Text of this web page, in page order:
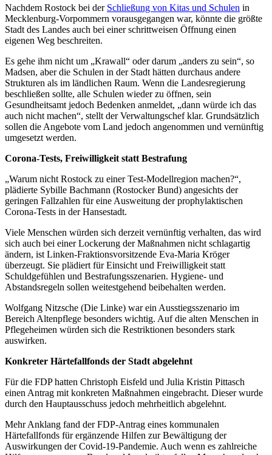
Nachdem Rostock bei der Schließung von Kitas und Schulen in
Mecklenburg-Vorpommern vorausgegangen war, könnte die größte
Stadt des Landes auch bei einer schrittweisen Öffnung einen
eigenen Weg beschreiten.
Es gehe ihm nicht um „Krawall“ oder darum „anders zu sein“, so
Madsen, aber die Schulen in der Stadt hätten durchaus andere
Strukturen als im ländlichen Raum. Wenn die Landesregierung
beschließen sollte, alle Schulen wieder zu öffnen, sein
Gesundheitsamt jedoch Bedenken anmeldet, „dann würde ich das
auch nicht machen“, stellt der Verwaltungschef klar. Grundsätzlich
sollen die Angebote vom Land jedoch angenommen und vernünftig
umgesetzt werden.
Corona-Tests, Freiwilligkeit statt Bestrafung
„Warum nicht Rostock zu einer Test-Modellregion machen?“,
plädierte Sybille Bachmann (Rostocker Bund) angesichts der
geringen Fallzahlen für eine Ausweitung der prophylaktischen
Corona-Tests in der Hansestadt.
Viele Menschen würden sich derzeit vernünftig verhalten, das wird
sich auch bei einer Lockerung der Maßnahmen nicht schlagartig
ändern, ist Linken-Fraktionsvorsitzende Eva-Maria Kröger
überzeugt. Sie plädiert für Einsicht und Freiwilligkeit statt
Schuldgefühlen und Bestrafungsszenarien. Hygiene- und
Abstandsregeln sollen weitestgehend beibehalten werden.
Wolfgang Nitzsche (Die Linke) war ein Ausstiegsszenario im
Bereich Altenpflege besonders wichtig. Auf die alten Menschen in
Pflegeheimen würden sich die Restriktionen besonders stark
auswirken.
Konkreter Härtefallfonds der Stadt abgelehnt
Für die FDP hatten Christoph Eisfeld und Julia Kristin Pittasch
einen Antrag mit konkreten Maßnahmen eingebracht. Dieser wurde
durch den Hauptausschuss jedoch mehrheitlich abgelehnt.
Mehr Anklang fand der FDP-Antrag eines kommunalen
Härtefallfonds für ergänzende Hilfen zur Bewältigung der
Auswirkungen der Covid-19-Pandemie. Auch wenn es zahlreiche